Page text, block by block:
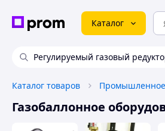
Каталог
Регулируемый газовый
Каталог товаров
Газобаллонное